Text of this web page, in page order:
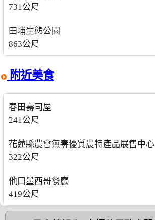
731公尺
田埔生態公園
863公尺
附近美食
春田壽司屋
241公尺
花蓮縣農會無毒優質農特產品展售中心
322公尺
他口墨西哥餐廳
419公尺